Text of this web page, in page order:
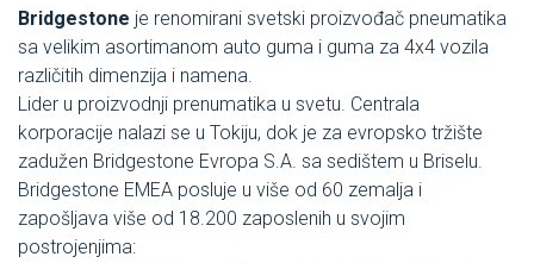
Bridgestone je renomirani svetski proizvođač pneumatika
sa velikim asortimanom auto guma i guma za 4x4 vozila
različitih dimenzija i namena.
Lider u proizvodnji prenumatika u svetu. Centrala
korporacije nalazi se u Tokiju, dok je za evropsko tržište
zadužen Bridgestone Evropa S.A. sa sedištem u Briselu.
Bridgestone EMEA posluje u više od 60 zemalja i
zapošljava više od 18.200 zaposlenih u svojim
postrojenjima: